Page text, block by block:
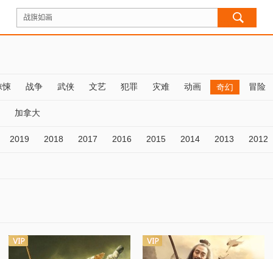
悚 战争 武侠 文艺 犯罪 灾难 动画 奇幻 冒险
加拿大
2019 2018 2017 2016 2015 2014 2013 2012